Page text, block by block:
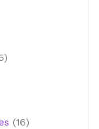
85
1616